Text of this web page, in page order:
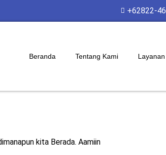
+62822-
Beranda Tentang Kami
kita Berada. Aamiin